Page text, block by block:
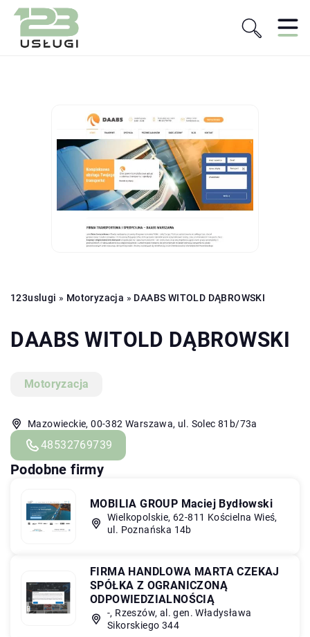
123uslugi » Motoryzacja » DAABS WITOLD DĄBROWSKI
DAABS WITOLD DĄBROWSKI
Motoryzacja
Mazowieckie, 00-382 Warszawa, ul. Solec 81b/73a
48532769739
Podobne firmy
MOBILIA GROUP Maciej Bydłowski
Wielkopolskie, 62-811 Kościelna Wieś,
ul. Poznańska 14b
FIRMA HANDLOWA MARTA CZEKAJ
SPÓŁKA Z OGRANICZONĄ
ODPOWIEDZIALNOŚCIĄ
-, Rzeszów, al. gen. Władysława
Sikorskiego 344